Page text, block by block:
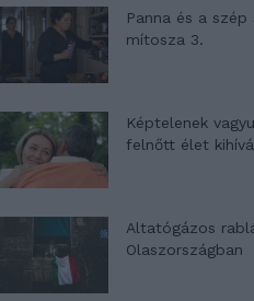
Panna és a szép
mítosza 3.
Képtelenek
felnőtt élet
Altatógázos
Olaszországban